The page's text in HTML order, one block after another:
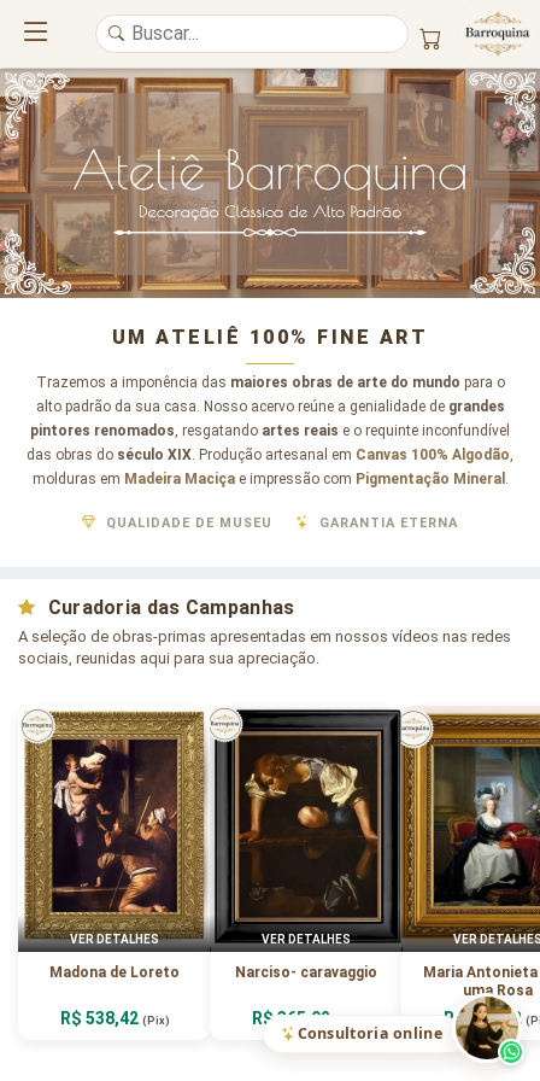
UM ATELIÊ 100% FINE ART
Trazemos a imponência das maiores obras de arte do mundo para o
alto padrão da sua casa. Nosso acervo reúne a genialidade de grandes
pintores renomados, resgatando artes reais e o requinte inconfundível
das obras do século XIX. Produção artesanal em Canvas 100% Algodão,
molduras em Madeira Maciçae impressão com Pigmentação Mineral .
QUALIDADE DE MUSEU GARANTIA ETERNA
Curadoria das Campanhas
A seleção de obras-primas apresentadas em nossos vídeos nas redes
sociais, reunidas aqui para sua apreciação.
VER DETALHES
Madona de Loreto
R$ 538,42 (Pix)
VER DETALHES
Narciso- caravaggio
R$ 365,92
VER
Maria
uma Rosa
R$ 365,92
Consultoria online